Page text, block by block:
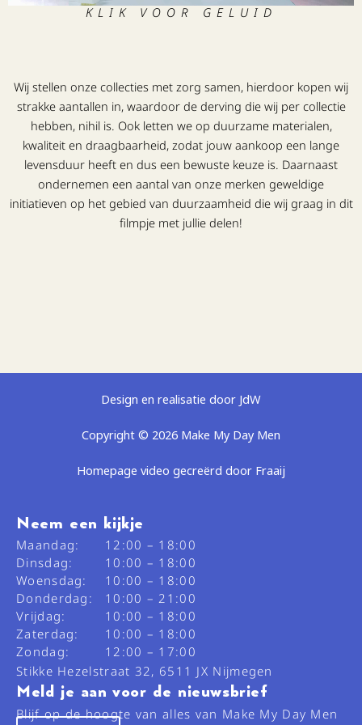
KLIK VOOR GELUID
Wij stellen onze collecties met zorg samen, hierdoor kopen wij
strakke aantallen in, waardoor de derving die wij per collectie
hebben, nihil is. Ook letten we op duurzame materialen,
kwaliteit en draagbaarheid, zodat jouw aankoop een lange
levensduur heeft en dus een bewuste keuze is. Daarnaast
ondernemen een aantal van onze merken geweldige
initiatieven op het gebied van duurzaamheid die wij graag in dit
filmpje met jullie delen!
Design en realisatie door JdW
Copyright © 2026 Make My Day Men
Homepage video gecreërd door Fraaij
Neem een kijkje
Maandag:
12:00 – 18:00
Dinsdag:
10:00 – 18:00
Woensdag:
10:00 – 18:00
Donderdag:
10:00 – 21:00
Vrijdag:
10:00 – 18:00
Zaterdag:
10:00 – 18:00
Zondag:
12:00 – 17:00
Stikke Hezelstraat 32, 6511 JX Nijmegen
Meld je aan voor de nieuwsbrief
Blijf op de hoogte van alles van Make My Day Men